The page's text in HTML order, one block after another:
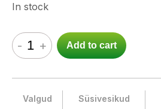
In stock
- + Add to cart
Valgud Süsivesikud